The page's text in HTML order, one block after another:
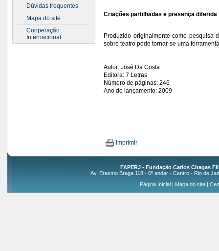
Dúvidas frequentes
Mapa do site
Cooperação
Internacional
Criações partilhadas e presença diferida
Produzido originalmente como pesquisa
sobre teatro pode tornar-se uma
Autor: José Da Costa
Editora: 7 Letras
Número de páginas: 246
Ano de lançamento: 2009
Imprimir
FAPERJ - Fundação Carlos Chagas
Av. Erasmo Braga 118 - 6º andar - Centro - Rio de
Página Inicial| Mapa do site|